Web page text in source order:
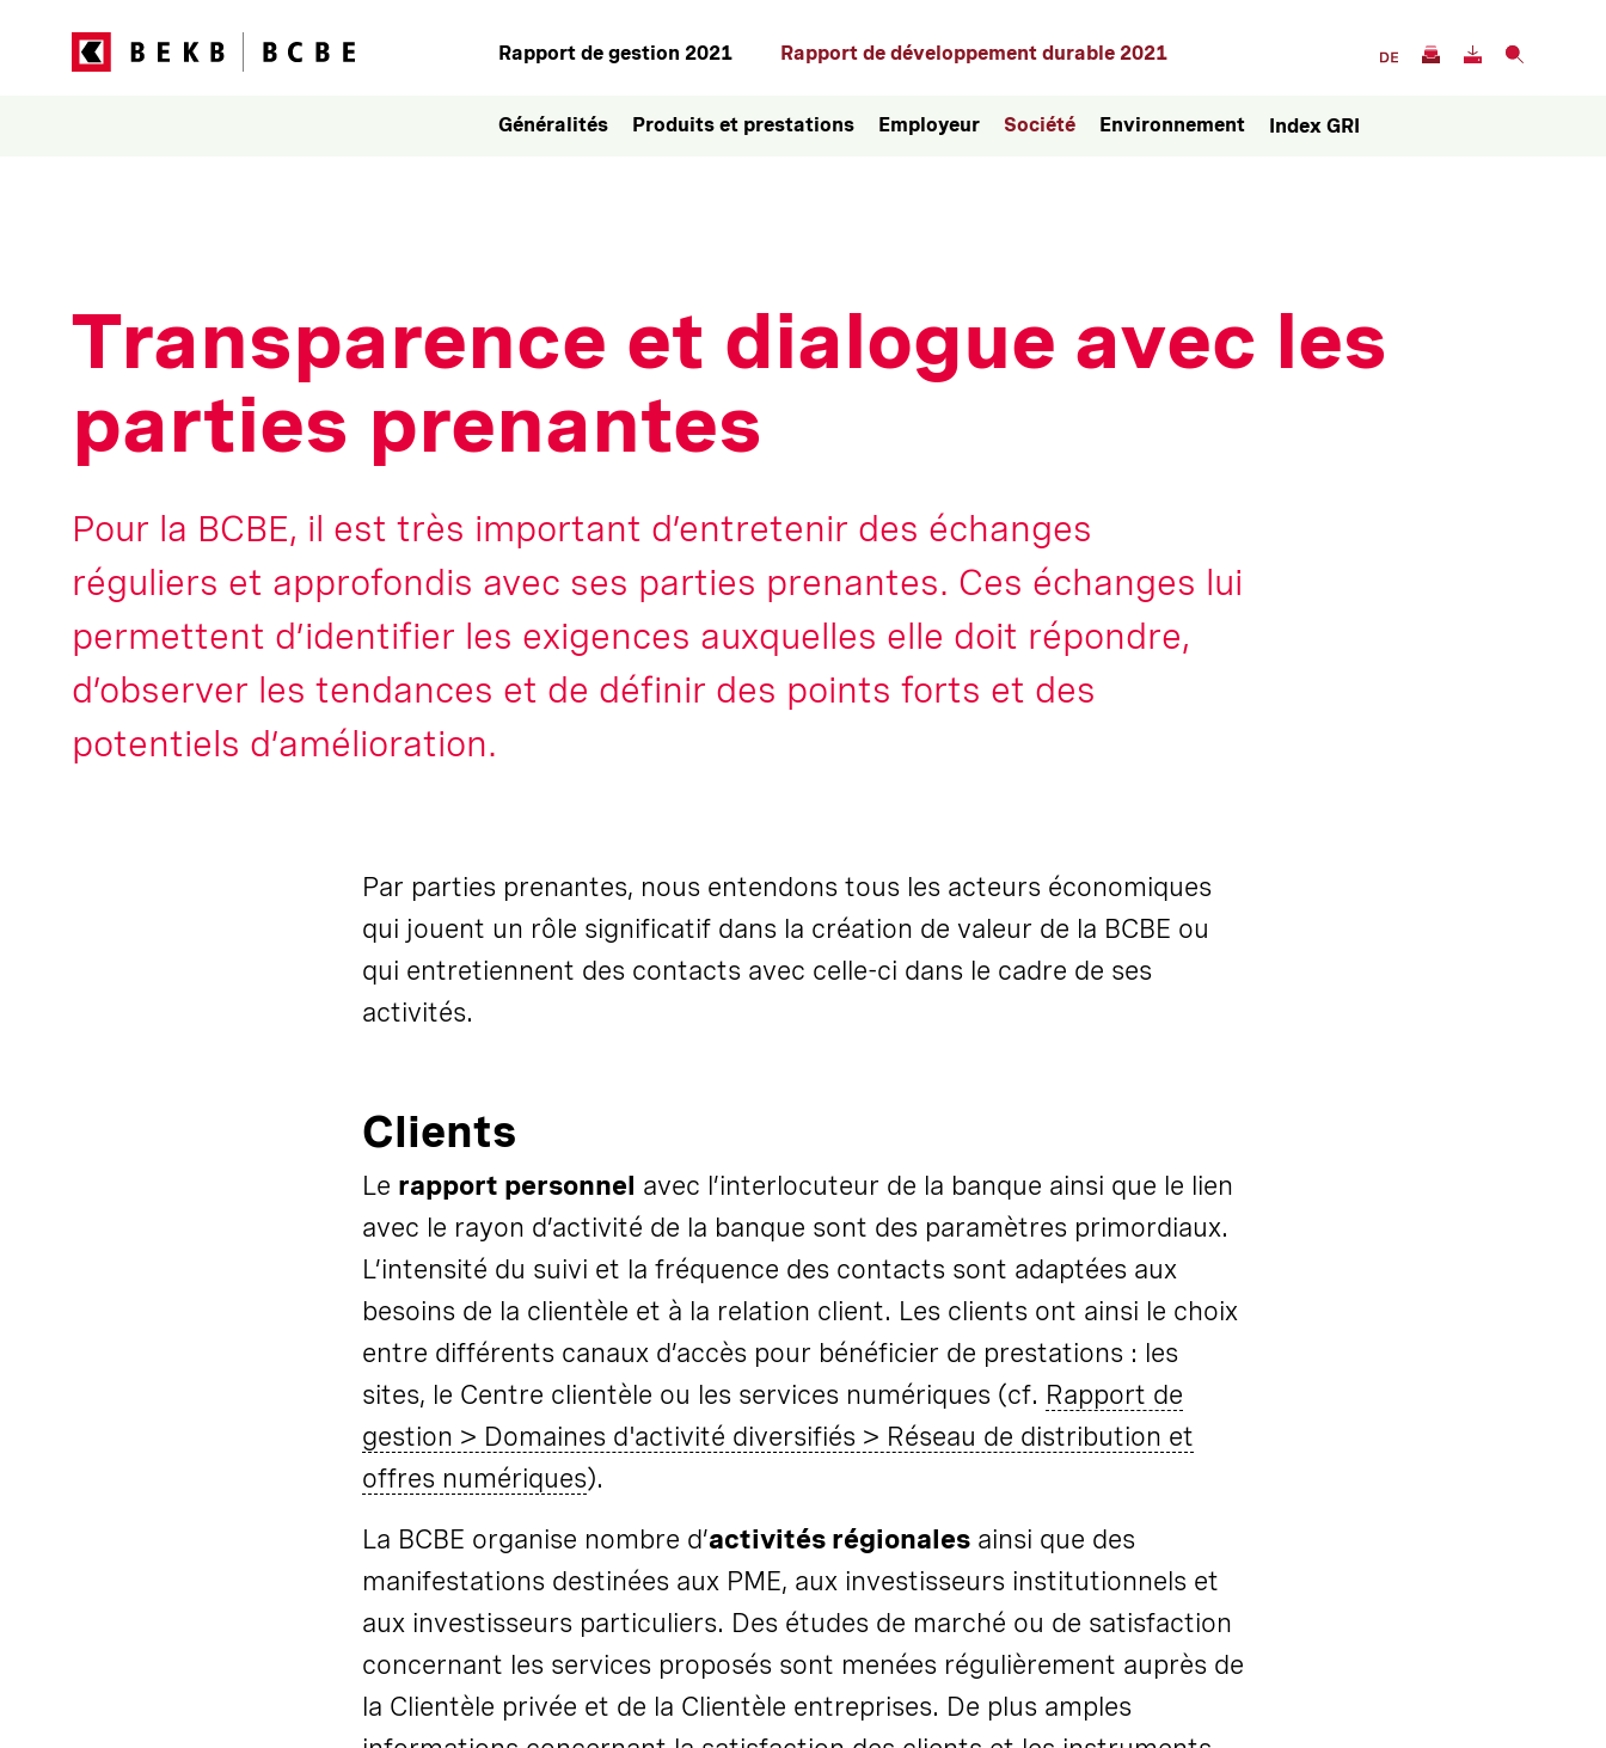
Rapport de gestion 2021 Rapport de développement durable 2021
Généralités Produits et prestations Employeur Société Environnement Index GRI
Transparence et dialogue avec les
parties prenantes
Pour la BCBE, il est très important d’entretenir des échanges
réguliers et approfondis avec ses parties prenantes. Ces échanges lui
permettent d’identifier les exigences auxquelles elle doit répondre,
d’observer les tendances et de définir des points forts et des
potentiels d’amélioration.
Par parties prenantes, nous entendons tous les acteurs économiques
qui jouent un rôle significatif dans la création de valeur de la BCBE ou
qui entretiennent des contacts avec celle-ci dans le cadre de ses
activités.
Clients
Le rapport personnel avec l’interlocuteur de la banque ainsi que le lien
avec le rayon d’activité de la banque sont des paramètres primordiaux.
L’intensité du suivi et la fréquence des contacts sont adaptées aux
besoins de la clientèle et à la relation client. Les clients ont ainsi le choix
entre différents canaux d’accès pour bénéficier de prestations : les
sites, le Centre clientèle ou les services numériques (cf. Rapport de
gestion > Domaines d'activité diversifiés > Réseau de distribution et
offres numériques).
La BCBE organise nombre d’activités régionales ainsi que des
manifestations destinées aux PME, aux investisseurs institutionnels et
aux investisseurs particuliers. Des études de marché ou de satisfaction
concernant les services proposés sont menées régulièrement auprès de
la Clientèle privée et de la Clientèle entreprises. De plus amples